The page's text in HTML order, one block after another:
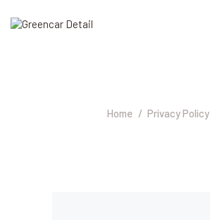
Home Privacy Policy
SERVICIOS